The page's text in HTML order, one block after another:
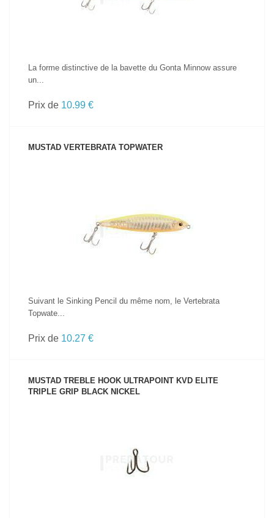
La forme distinctive de la bavette du Gonta Minnow assure
un...
Prix de 10.99 €
MUSTAD VERTEBRATA TOPWATER
Suivant le Sinking Pencil du même nom, le Vertebrata
Topwate...
Prix de 10.27 €
MUSTAD TREBLE HOOK ULTRAPOINT KVD ELITE
TRIPLE GRIP BLACK NICKEL